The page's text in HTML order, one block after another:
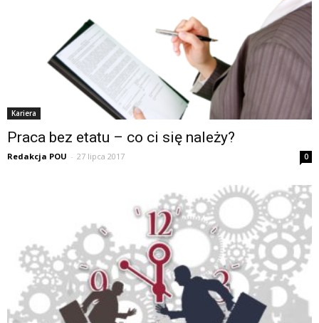
Kariera
Praca bez etatu – co ci się należy?
Redakcja POU - 27 lipca 2017 0